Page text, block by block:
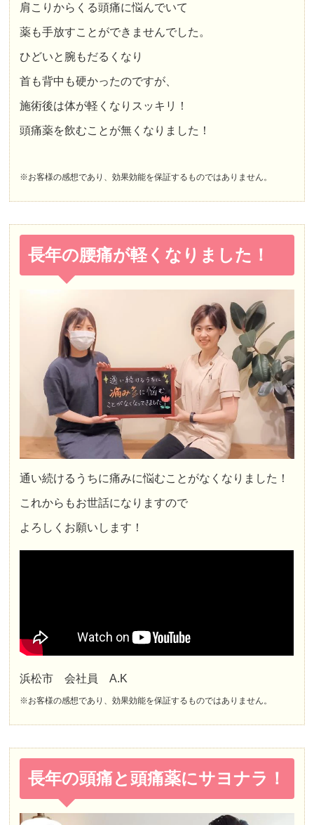
肩こりからくる頭痛に悩んでいて
薬も手放すことができませんでした。
ひどいと腕もだるくなり
首も背中も硬かったのですが、
施術後は体が軽くなりスッキリ！
頭痛薬を飲むことが無くなりました！
※お客様の感想であり、効果効能を保証するものではありません。
長年の腰痛が軽くなりました！
通い続けるうちに痛みに悩むことがなくなりました！
これからもお世話になりますので
よろしくお願いします！
浜松市 会社員 A.K
※お客様の感想であり、効果効能を保証するものではありません。
長年の頭痛と頭痛薬にサヨナラ！